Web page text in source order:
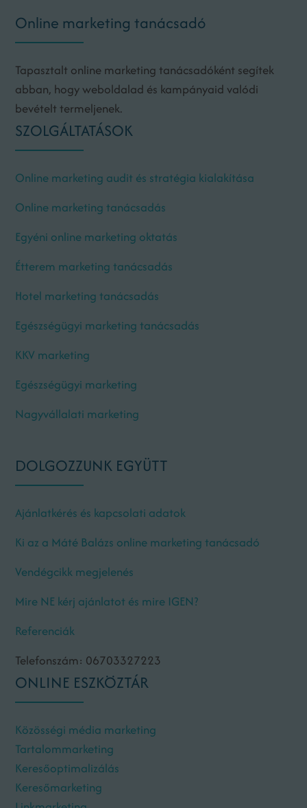
Online marketing tanácsadó
Tapasztalt online marketing tanácsadóként segítek
abban, hogy weboldalad és kampányaid valódi
bevételt termeljenek.
SZOLGÁLTATÁSOK
Online marketing audit és stratégia kialakítása
Online marketing tanácsadás
Egyéni online marketing oktatás
Étterem marketing tanácsadás
Hotel marketing tanácsadás
Egészségügyi marketing tanácsadás
KKV marketing
Egészségügyi marketing
Nagyvállalati marketing
DOLGOZZUNK EGYÜTT
Ajánlatkérés és kapcsolati adatok
Ki az a Máté Balázs online marketing tanácsadó
Vendégcikk megjelenés
Mire NE kérj ajánlatot és mire IGEN?
Referenciák
Telefonszám: 06703327223
ONLINE ESZKÖZTÁR
Közösségi média marketing
Tartalommarketing
Keresőoptimalizálás
Keresőmarketing